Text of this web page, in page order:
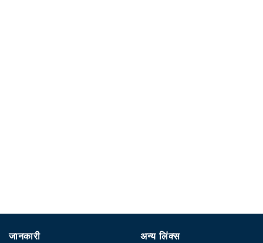
जानकारी अन्य लिंक्स